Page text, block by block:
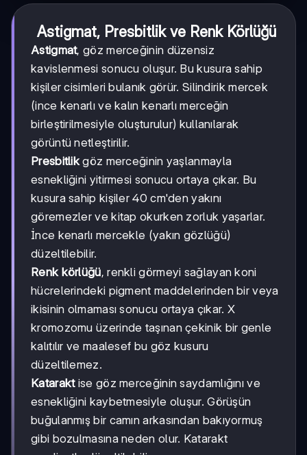
Astigmat, Presbitlik ve Renk Körlüğü
Astigmat, göz merceğinin düzensiz
kavislenmesi sonucu oluşur. Bu kusura sahip
kişiler cisimleri bulanık görür. Silindirik mercek
(ince kenarlı ve kalın kenarlı merceğin
birleştirilmesiyle oluşturulur) kullanılarak
görüntü netleştirilir.
Presbitlik göz merceğinin yaşlanmayla
esnekliğini yitirmesi sonucu ortaya çıkar. Bu
kusura sahip kişiler 40 cm'den yakını
göremezler ve kitap okurken zorluk yaşarlar.
İnce kenarlı mercekle (yakın gözlüğü)
düzeltilebilir.
Renk körlüğü, renkli görmeyi sağlayan koni
hücrelerindeki pigment maddelerinden bir veya
ikisinin olmaması sonucu ortaya çıkar. X
kromozomu üzerinde taşınan çekinik bir genle
kalıtılır ve maalesef bu göz kusuru
düzeltilemez.
Kataraktise göz merceğinin saydamlığını ve
esnekliğini kaybetmesiyle oluşur. Görüşün
buğulanmış bir camın arkasından bakıyormuş
gibi bozulmasına neden olur. Katarakt